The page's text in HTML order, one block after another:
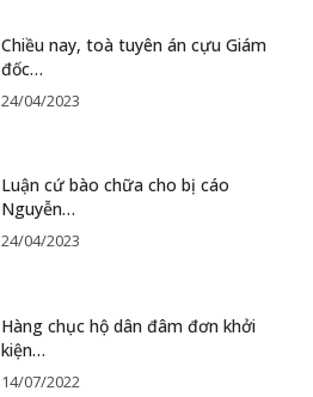
Chiều nay, toà tuyên án cựu Giám
đốc…
24/04/2023
Luận cứ bào chữa cho bị cáo
Nguyễn…
24/04/2023
Hàng chục hộ dân đâm đơn khởi
kiện…
14/07/2022